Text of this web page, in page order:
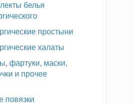
белья
простыни
халаты
фартуки, маски,
и прочее
повязки